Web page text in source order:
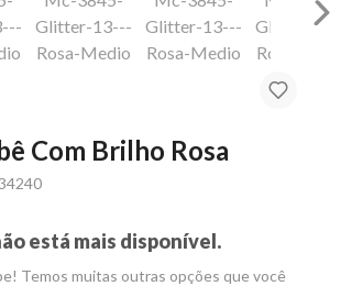
Com Brilho Rosa
está mais disponível.
Temos muitas outras opções que você